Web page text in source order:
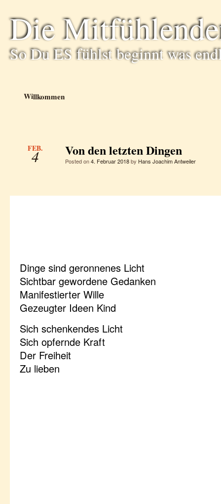
Die
So Du ES fühlst beginnt was
Willkommen
FEB.
4 Von den letzten Dingen
Posted on4. Februar 2018by Hans Joachim Antweiler
Dinge sind geronnenes Licht
Sichtbar gewordene Gedanken
Manifestierter Wille
Gezeugter Ideen Kind
Sich schenkendes Licht
Sich opfernde Kraft
Der Freiheit
Zu lieben